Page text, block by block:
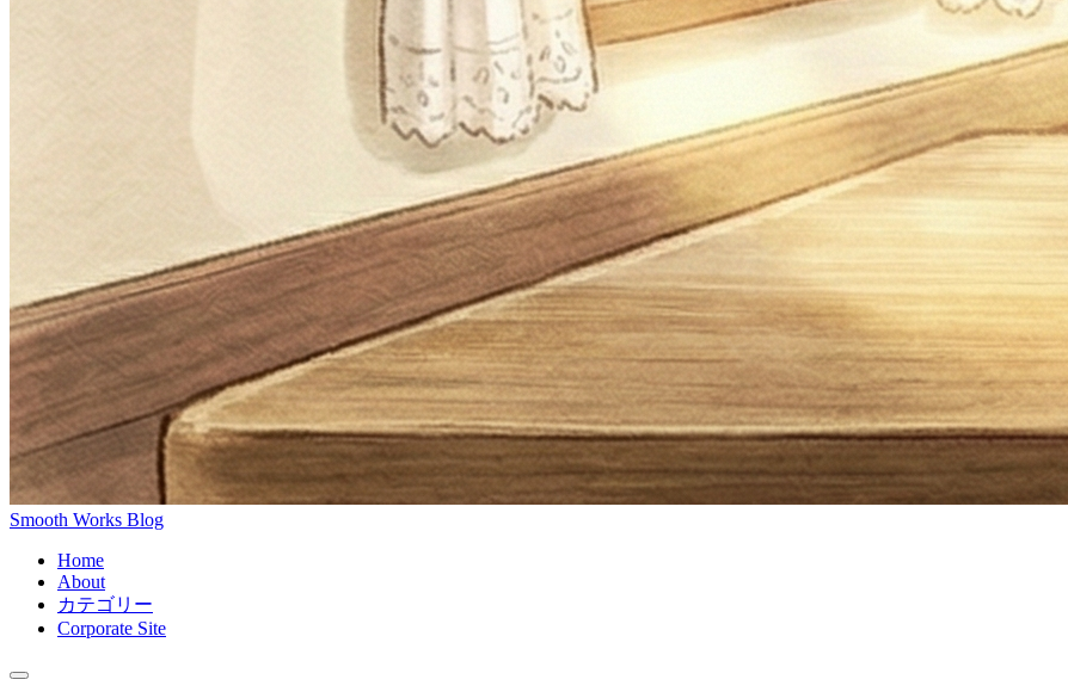
Smooth Works Blog
Home
About
カテゴリー
Corporate Site